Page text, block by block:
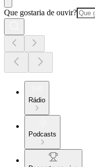
Que gostaria de ouvir?
Rádio
Podcasts